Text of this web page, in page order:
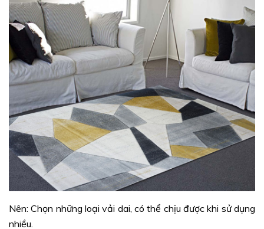
Nên: Chọn những loại vải dai, có thể chịu được khi sử dụng
nhiều.